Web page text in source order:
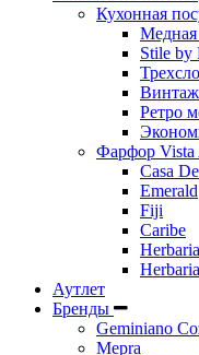
Кухонная
Медная
Stile by
Ретро
Фарфор Vista
Casa
Emerald
Fiji
Caribe
Аутлет
Бренды
Geminiano
Mepra